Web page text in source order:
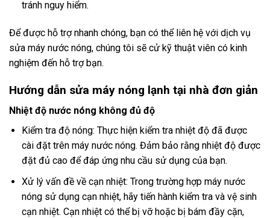
tránh nguy hiểm.
Để được hỗ trợ nhanh chóng, bạn có thể liên hệ với dịch vụ
sửa máy nước nóng, chúng tôi sẽ cử kỹ thuật viên có kinh
nghiệm đến hỗ trợ bạn.
Hướng dẫn sửa máy nóng lạnh tại nhà đơn giản
Nhiệt độ nước nóng không đủ độ
Kiểm tra độ nóng: Thực hiện kiểm tra nhiệt độ đã được
cài đặt trên máy nước nóng. Đảm bảo rằng nhiệt độ được
đặt đủ cao để đáp ứng nhu cầu sử dụng của bạn.
Xử lý vấn đề về cạn nhiệt: Trong trường hợp máy nước
nóng sử dụng cạn nhiệt, hãy tiến hành kiểm tra và vệ sinh
cạn nhiệt. Cạn nhiệt có thể bị vỡ hoặc bị bám đầy cặn,